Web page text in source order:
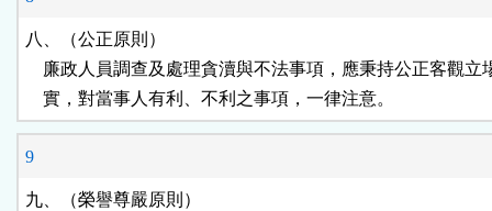
八、（公正原則）
廉政人員調查及處理貪瀆與不法事項，應秉持公正客觀立
    實，對當事人有利、不利之事項，一律注意。
9
九、（榮譽尊嚴原則）